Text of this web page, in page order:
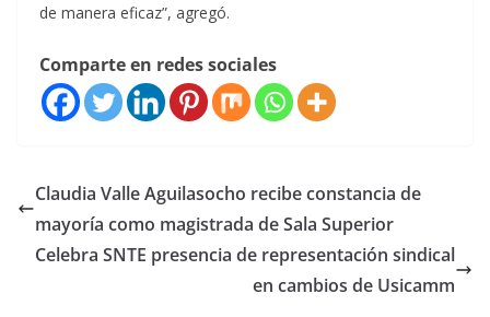
de manera eficaz”, agregó.
Comparte en redes sociales
Claudia Valle Aguilasocho recibe constancia de
mayoría como magistrada de Sala Superior
Celebra SNTE presencia de representación sindical
en cambios de Usicamm